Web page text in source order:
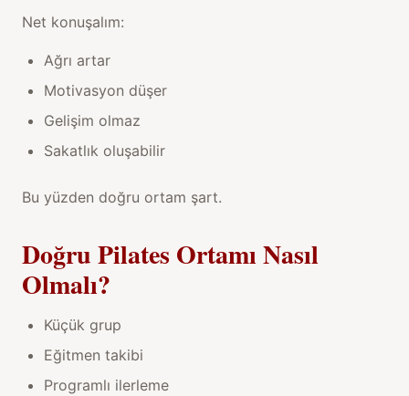
Net konuşalım:
Ağrı artar
Motivasyon düşer
Gelişim olmaz
Sakatlık oluşabilir
Bu yüzden doğru ortam şart.
Doğru Pilates Ortamı Nasıl
Olmalı?
Küçük grup
Eğitmen takibi
Programlı ilerleme